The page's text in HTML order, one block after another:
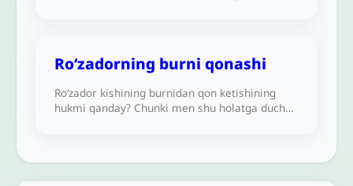
Ro‘zadorning burni qonashi
Ro‘zador kishining burnidan qon ketishining
hukmi qanday? Chunki men shu holatga duch